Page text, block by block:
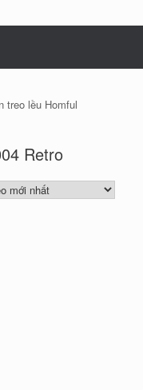
treo lều Homful
Retro